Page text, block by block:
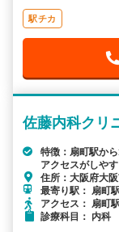
駅チカ
佐藤内科クリ
特徴：扇町駅か
アクセスがしやす
住所：大阪府大
最寄り駅： 扇
アクセス： 扇町
診療科目： 内科